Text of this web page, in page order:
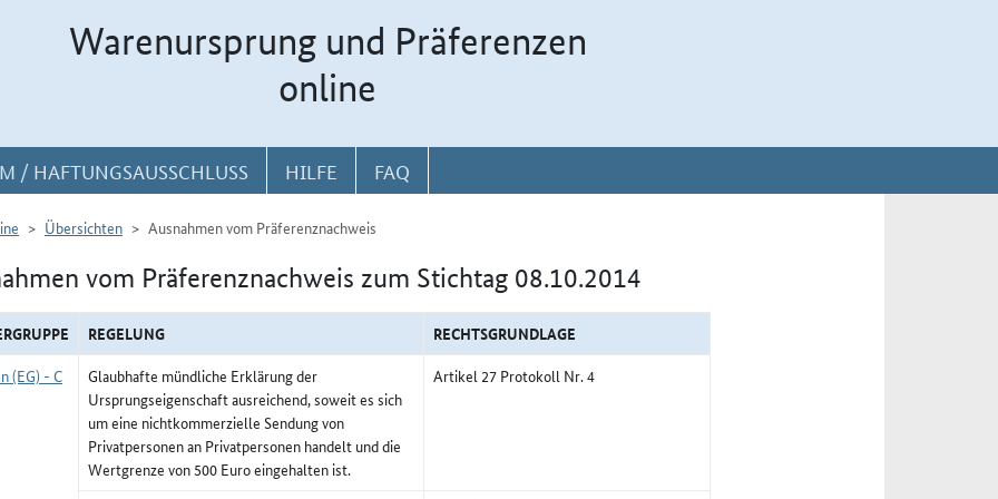
Warenursprung und Präferenzen
online
/ HAFTUNGSAUSSCHLUSS HILFE FAQ
Übersichten Ausnahmen vom Präferenznachweis
vom Präferenznachweis zum Stichtag 08.10.2014
REGELUNG
RECHTSGRUNDLAGE
(EG) - C
Glaubhafte mündliche Erklärung der
Ursprungseigenschaft ausreichend, soweit es sich
um eine nichtkommerzielle Sendung von
Privatpersonen an Privatpersonen handelt und die
Wertgrenze von 500 Euro eingehalten ist.
Artikel 27 Protokoll Nr. 4